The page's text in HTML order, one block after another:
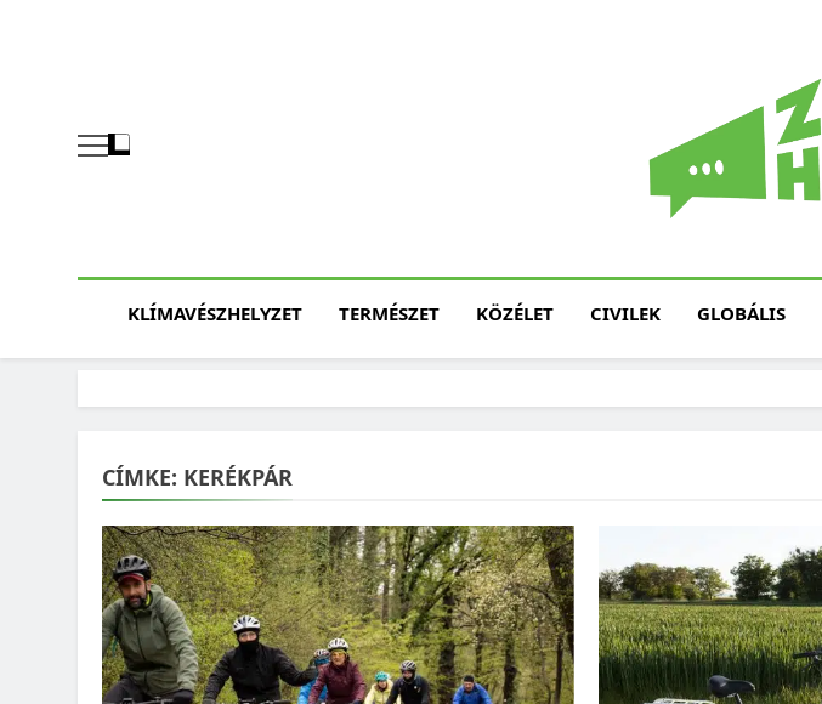
KLÍMAVÉSZHELYZET TERMÉSZET KÖZÉLET CIVILEK GLOBÁLIS
CÍMKE: KERÉKPÁR